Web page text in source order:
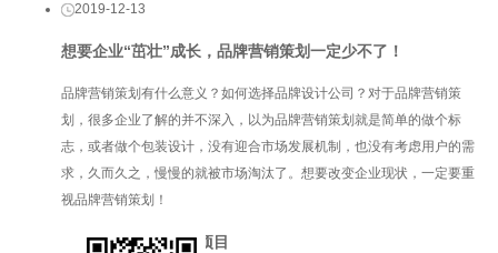
2019-12-13
想要企业“茁壮”成长，品牌营销策划一定少不了！
品牌营销策划有什么意义？如何选择品牌设计公司？对于品牌营销策
划，很多企业了解的并不深入，以为品牌营销策划就是简单的做个标
志，或者做个包装设计，没有迎合市场发展机制，也没有考虑用户的需
求，久而久之，慢慢的就被市场淘汰了。想要改变企业现状，一定要重
视品牌营销策划！
服务项目